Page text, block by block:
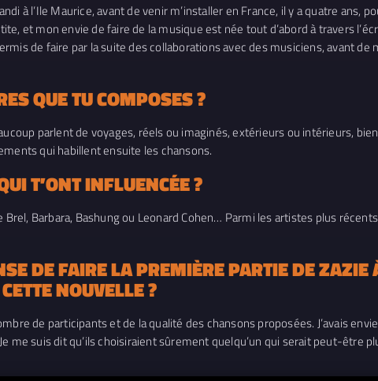
à l’Ile Maurice, avant de venir m’installer en France, il y a quatre ans,
et mon envie de faire de la musique est née tout d’abord à travers
de faire par la suite des collaborations avec des musiciens, avant
QUE TU COMPOSES ?
parlent de voyages, réels ou imaginés, extérieurs ou intérieurs,
qui habillent ensuite les chansons.
T’ONT INFLUENCÉE ?
Barbara, Bashung ou Leonard Cohen… Parmi les artistes plus
DE FAIRE LA PREMIÈRE PARTIE DE ZAZIE
NOUVELLE ?
de participants et de la qualité des chansons proposées. J’avais
me suis dit qu’ils choisiraient sûrement quelqu’un qui serait peut-être